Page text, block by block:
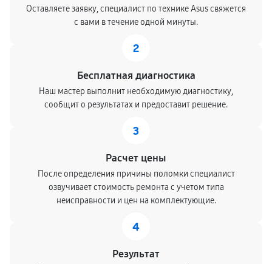
Оставляете заявку, специалист по технике Asus свяжется
с вами в течение одной минуты.
2
Бесплатная диагностика
Наш мастер выполнит необходимую диагностику,
сообщит о результатах и предоставит решение.
3
Расчет цены
После определения причины поломки специалист
озвучивает стоимость ремонта с учетом типа
неисправности и цен на комплектующие.
4
Результат